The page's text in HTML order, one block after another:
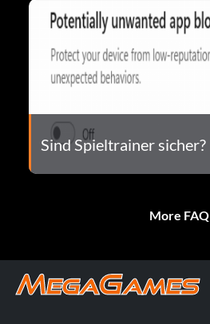
Sind Spieltrainer sicher?
More FAQ